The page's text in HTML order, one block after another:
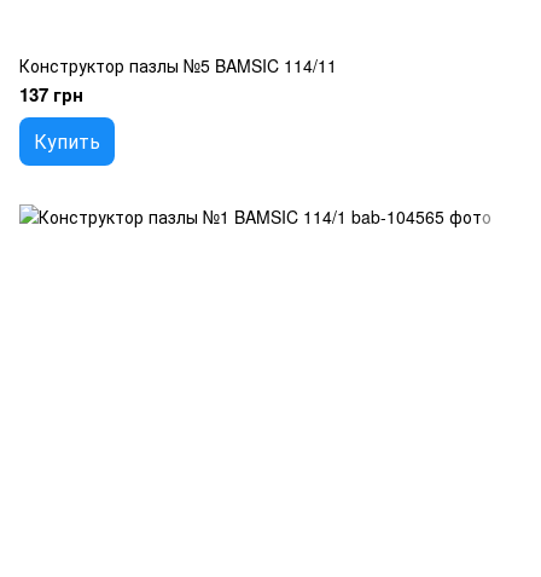
Конструктор пазлы №5 BAMSIC 114/11
137 грн
Купить